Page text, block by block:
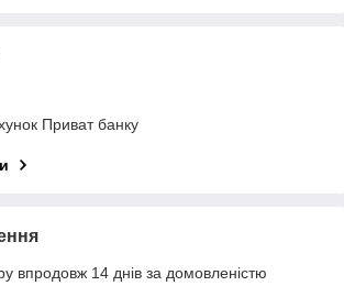
Приват банку
впродовж 14 днів за домовленістю